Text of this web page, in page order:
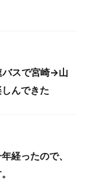
バスで宮崎→山
んできた
経ったので、